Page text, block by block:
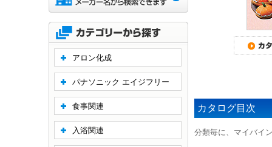
カタログ目次
分類毎に、マイバイ
アロン化成
パナソニック エイジフリー
食事関連
入浴関連